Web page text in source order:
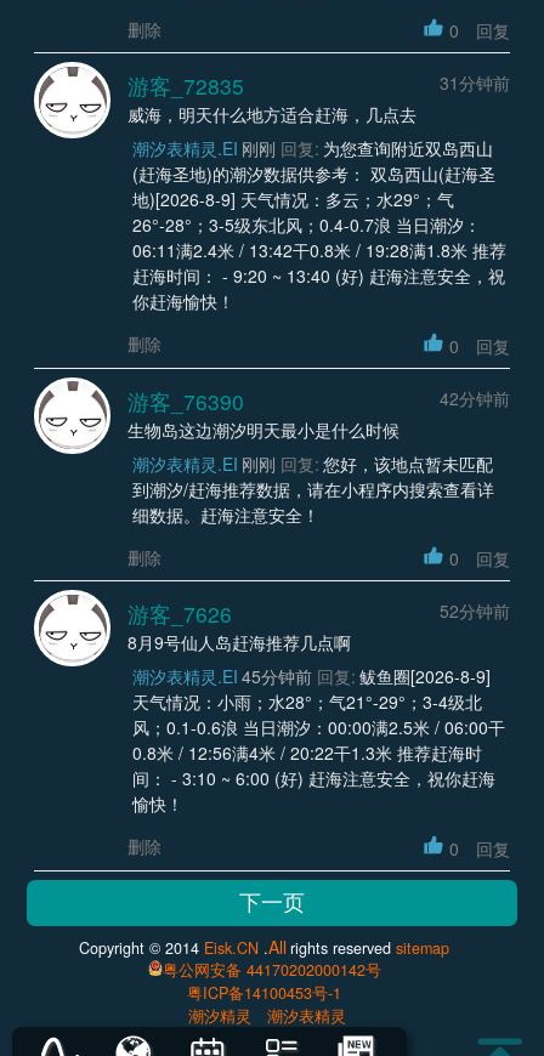
删除
0 回复
游客_72835
31分钟前
威海，明天什么地方适合赶海，几点去
潮汐表精灵.EI 刚刚 回复: 为您查询附近双岛西山
(赶海圣地)的潮汐数据供参考： 双岛西山(赶海圣
地)[2026-8-9] 天气情况：多云；水29°；气
26°-28°；3-5级东北风；0.4-0.7浪 当日潮汐：
06:11满2.4米 / 13:42干0.8米 / 19:28满1.8米 推荐
赶海时间： - 9:20 ~ 13:40 (好) 赶海注意安全，祝
你赶海愉快！
删除
0 回复
游客_76390
42分钟前
生物岛这边潮汐明天最小是什么时候
潮汐表精灵.EI 刚刚 回复: 您好，该地点暂未匹配
到潮汐/赶海推荐数据，请在小程序内搜索查看详
细数据。赶海注意安全！
删除
0 回复
游客_7626
52分钟前
8月9号仙人岛赶海推荐几点啊
潮汐表精灵.EI 45分钟前 回复: 鲅鱼圈[2026-8-9]
天气情况：小雨；水28°；气21°-29°；3-4级北
风；0.1-0.6浪 当日潮汐：00:00满2.5米 / 06:00干
0.8米 / 12:56满4米 / 20:22干1.3米 推荐赶海时
间： - 3:10 ~ 6:00 (好) 赶海注意安全，祝你赶海
愉快！
删除
0 回复
Copyright © 2014 Eisk.CN .Allrights reservedsitemap
粤公网安备 44170202000142号
粤ICP备14100453号-1
潮汐精灵
潮汐表精灵